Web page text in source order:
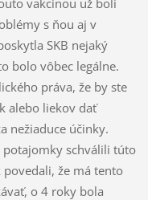
s ňou aj v
SKB nejaký
bolo vôbec legálne.
práva, že by ste
alebo liekov dať
nežiaduce účinky.
potajomky schválili túto
že má tento
o 4 roky bola